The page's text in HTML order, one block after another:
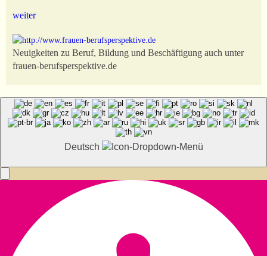
weiter
Neuigkeiten zu Beruf, Bildung und Beschäftigung auch unter
frauen-berufsperspektive.de
Deutsch